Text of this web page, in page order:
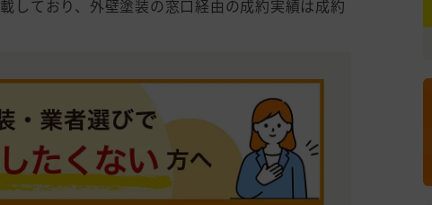
しており、外壁塗装の窓口経由の成約実績は成約